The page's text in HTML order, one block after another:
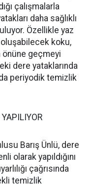
çalışmalarla
daha sağlıklı
Özellikle yaz
oluşabilecek koku,
önüne geçmeyi
dere yataklarında
periyodik temizlik
Barış Ünlü, dere
olarak yapıldığını
çağrısında
temizlik